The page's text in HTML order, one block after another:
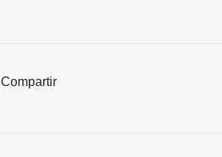
Compartir